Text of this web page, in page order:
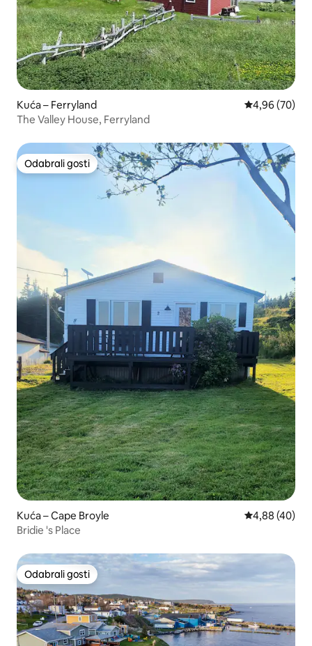
Kuća – Ferryland Prosječna
4,96 (70)
The Valley House, Ferryland
Odabrali gosti
Odabrali gosti
Kuća – Cape Broyle Prosječna
4,88 (40)
Bridie 's Place
Odabrali gosti
Odabrali gosti